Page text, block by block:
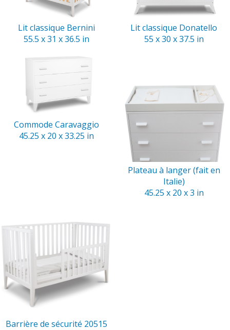
Lit classique Bernini
55.5 x 31 x 36.5 in
Lit classique Donatello
55 x 30 x 37.5 in
Commode Caravaggio
45.25 x 20 x 33.25 in
Plateau à langer (fait en
Italie)
45.25 x 20 x 3 in
Barrière de sécurité 20515